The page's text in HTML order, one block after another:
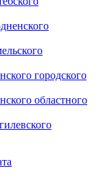
городского
областного